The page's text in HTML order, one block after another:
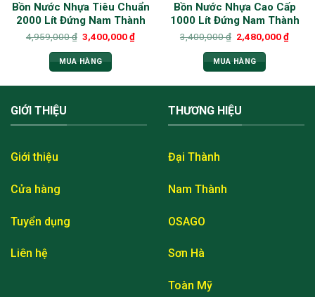
Bồn Nước Nhựa Tiêu Chuẩn
2000 Lít Đứng Nam Thành
4,959,000₫ 3,400,000₫
MUA HÀNG
Bồn Nước Nhựa Cao Cấp
1000 Lít Đứng Nam Thành
3,400,000₫ 2,480,000₫
MUA HÀNG
GIỚI THIỆU
Giới thiệu
Cửa hàng
Tuyển dụng
Liên hệ
THƯƠNG HIỆU
Đại Thành
Nam Thành
OSAGO
Sơn Hà
Toàn Mỹ